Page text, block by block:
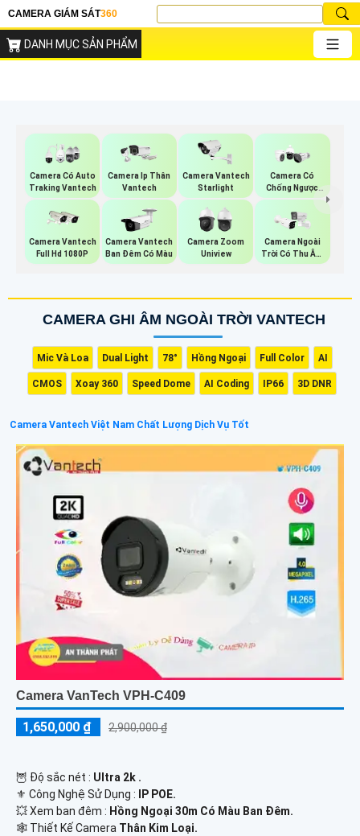
CAMERA GIÁM SÁT360
DANH MỤC SẢN PHẨM
Camera Có Auto
Traking Vantech
Camera Ip Thân
Vantech
Camera Vantech
Starlight
Camera Có
Chống Ngược
Sáng Vantech
Camera Vantech
Full Hd 1080P
Camera Vantech
Ban Đêm Có Màu
Camera Zoom
Uniview
Camera Ngoài
Trời Có Thu Âm
Hik
CAMERA GHI ÂM NGOÀI TRỜI VANTECH
Mic Và Loa Dual Light 78° Hồng Ngoại Full Color AI
CMOS Xoay 360 Speed Dome AI Coding IP66 3D DNR
Camera Vantech Việt Nam Chất Lượng Dịch Vụ Tốt
Camera VanTech VPH-C409
1,650,000 ₫ 2,900,000 ₫
🦉 Độ sắc nét : Ultra 2k .
⚜️ Công Nghệ Sử Dụng :
IP POE.
💥 Xem ban đêm : Hồng Ngoại 30m Có Màu Ban Đêm.
🕸️ Thiết Kế Camera Thân Kim Loại.